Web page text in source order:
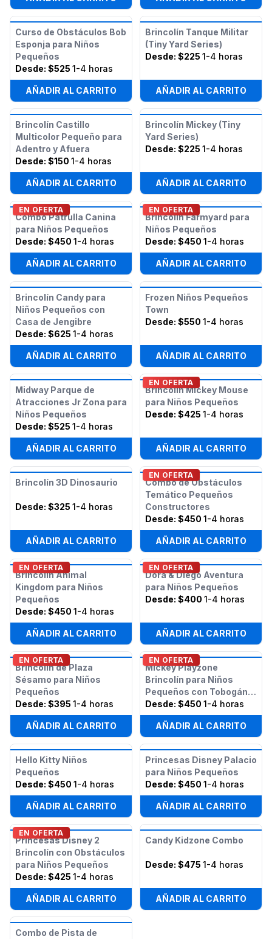
Curso de Obstáculos Bob
Esponja para Niños
Pequeños
Desde: $525 1-4 horas
AÑADIR AL CARRITO
Brincolín Tanque Militar
(Tiny Yard Series)
Desde: $225 1-4 horas
AÑADIR AL CARRITO
Brincolín Castillo
Multicolor Pequeño para
Adentro y Afuera
Desde: $150 1-4 horas
AÑADIR AL CARRITO
Brincolín Mickey (Tiny
Yard Series)
Desde: $225 1-4 horas
AÑADIR AL CARRITO
EN OFERTA
Combo Patrulla Canina
para Niños Pequeños
Desde: $450 1-4 horas
AÑADIR AL CARRITO
EN OFERTA
Brincolín Farmyard para
Niños Pequeños
Desde: $450 1-4 horas
AÑADIR AL CARRITO
Brincolín Candy para
Niños Pequeños con
Casa de Jengibre
Desde: $625 1-4 horas
AÑADIR AL CARRITO
Frozen Niños Pequeños
Town
Desde: $550 1-4 horas
AÑADIR AL CARRITO
Midway Parque de
Atracciones Jr Zona para
Niños Pequeños
Desde: $525 1-4 horas
AÑADIR AL CARRITO
EN OFERTA
Brincolín Mickey Mouse
para Niños Pequeños
Desde: $425 1-4 horas
AÑADIR AL CARRITO
Brincolín 3D Dinosaurio
Desde: $325 1-4 horas
AÑADIR AL CARRITO
EN OFERTA
Combo de Obstáculos
Temático Pequeños
Constructores
Desde: $450 1-4 horas
AÑADIR AL CARRITO
EN OFERTA
Brincolín Animal
Kingdom para Niños
Pequeños
Desde: $450 1-4 horas
AÑADIR AL CARRITO
EN OFERTA
Dora & Diego Aventura
para Niños Pequeños
Desde: $400 1-4 horas
AÑADIR AL CARRITO
EN OFERTA
Brincolín de Plaza
Sésamo para Niños
Pequeños
Desde: $395 1-4 horas
AÑADIR AL CARRITO
EN OFERTA
Mickey Playzone
Brincolín para Niños
Pequeños con Tobogán
(Húmedo o Seco)
Desde: $450 1-4 horas
AÑADIR AL CARRITO
Hello Kitty Niños
Pequeños
Desde: $450 1-4 horas
AÑADIR AL CARRITO
Princesas Disney Palacio
para Niños Pequeños
Desde: $450 1-4 horas
AÑADIR AL CARRITO
EN OFERTA
Princesas Disney 2
Brincolín con Obstáculos
para Niños Pequeños
Desde: $425 1-4 horas
AÑADIR AL CARRITO
Candy Kidzone Combo
Desde: $475 1-4 horas
AÑADIR AL CARRITO
Combo de Pista de